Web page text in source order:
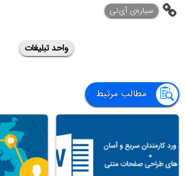
‌سیاره‌ی آی‌تی
واحد تبلیغات
مطالب مرتبط